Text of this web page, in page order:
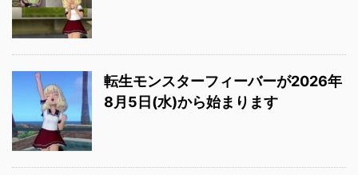
転生モンスターフィーバーが2026年
8月5日(水)から始まります